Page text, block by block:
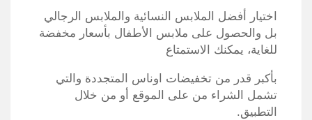
اختيار أفضل الملابس النسائية والملابس الرجالي
بل والحصول على ملابس الأطفال بأسعار مخفضة
للغاية، يمكنك الاستمتاع
بأكبر قدر من تخفيضات اوناس المتجددة والتي
تشمل الشراء من على الموقع أو من خلال
التطبيق.